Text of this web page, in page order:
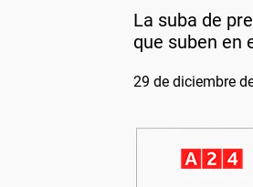
La suba de
que suben en
29 de diciembre